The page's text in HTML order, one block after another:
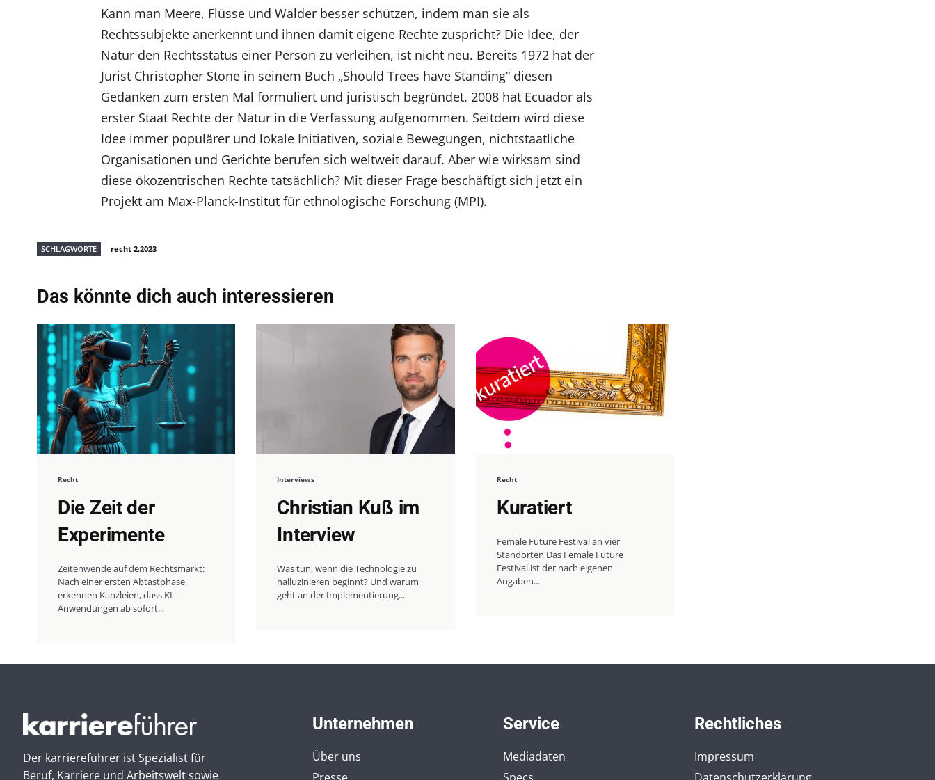
Kann man Meere, Flüsse und Wälder besser schützen, indem man sie als
Rechtssubjekte anerkennt und ihnen damit eigene Rechte zuspricht? Die Idee, der
Natur den Rechtsstatus einer Person zu verleihen, ist nicht neu. Bereits 1972 hat der
Jurist Christopher Stone in seinem Buch „Should Trees have Standing“ diesen
Gedanken zum ersten Mal formuliert und juristisch begründet. 2008 hat Ecuador als
erster Staat Rechte der Natur in die Verfassung aufgenommen. Seitdem wird diese
Idee immer populärer und lokale Initiativen, soziale Bewegungen, nichtstaatliche
Organisationen und Gerichte berufen sich weltweit darauf. Aber wie wirksam sind
diese ökozentrischen Rechte tatsächlich? Mit dieser Frage beschäftigt sich jetzt ein
Projekt am Max-Planck-Institut für ethnologische Forschung (MPI).
SCHLAGWORTE recht 2.2023
Das könnte dich auch interessieren
Recht
Die Zeit der
Experimente
Zeitenwende auf dem Rechtsmarkt:
Nach einer ersten Abtastphase
erkennen Kanzleien, dass KI-
Anwendungen ab sofort...
Interviews
Christian Kuß im
Interview
Was tun, wenn die Technologie zu
halluzinieren beginnt? Und warum
geht an der Implementierung...
Recht
Kuratiert
Female Future Festival an vier
Standorten Das Female Future
Festival ist der nach eigenen
Angaben...
Der karriereführer ist Spezialist für
Beruf, Karriere und Arbeitswelt sowie
Unternehmen
Über uns
Service
Mediadaten
Rechtliches
Impressum